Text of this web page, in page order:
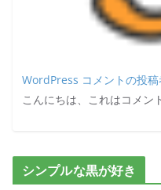
WordPress コメントの投稿
こんにちは、これはコメ
シンプルな黒が好き